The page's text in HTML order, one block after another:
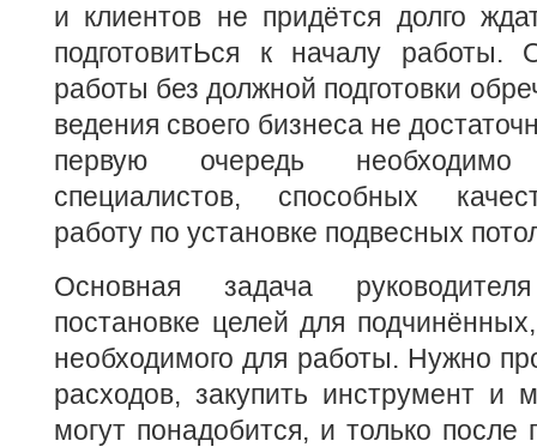
и клиентов не придётся долго
подготовитЬся к началу работы.
работы без должной подготовки
ведения своего бизнеса не
первую очередь
специалистов, способных
работу по установке подвесных
Основная задача
постановке целей для
необходимого для работы. Нужно
расходов, закупить инструмент и
могут понадобится, и только после